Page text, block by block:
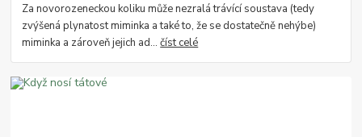
Za novorozeneckou koliku může nezralá trávící soustava (tedy
zvýšená plynatost miminka a také to, že se dostatečně nehýbe)
miminka a zároveň jejich ad...číst celé